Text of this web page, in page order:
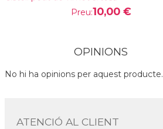
Preu:10,00 €
OPINIONS
No hi ha opinions per aquest producte.
ATENCIÓ AL CLIENT